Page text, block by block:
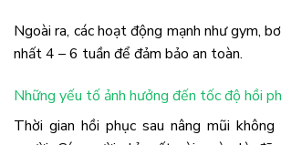
Ngoài ra, các hoạt động mạnh như gym,
nhất 4 – 6 tuần để đảm bảo an toàn.
Những yếu tố ảnh hưởng đến tốc độ hồi
Thời gian hồi phục sau nâng mũi